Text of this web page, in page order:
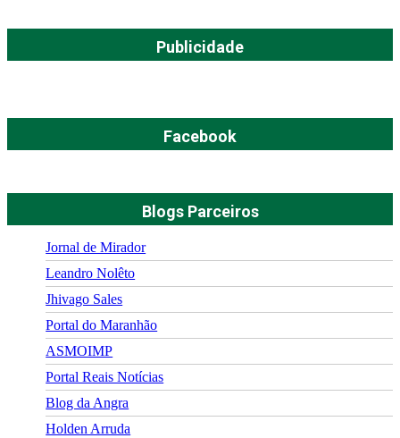
Publicidade
Facebook
Blogs Parceiros
Jornal de Mirador
Leandro Nolêto
Jhivago Sales
Portal do Maranhão
ASMOIMP
Portal Reais Notí­cias
Blog da Angra
Holden Arruda